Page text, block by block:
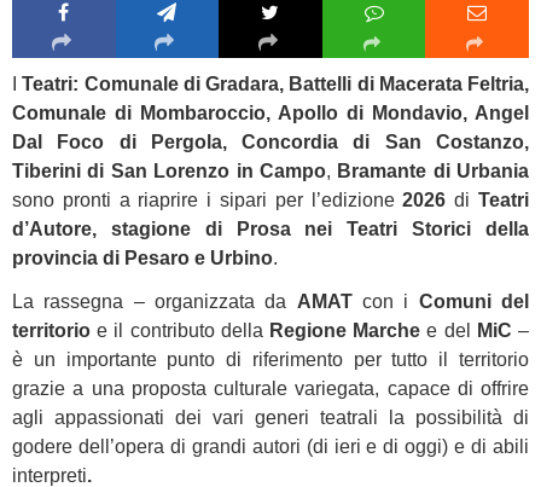
Teatri: Comunale di Gradara, Battelli di Macerata Feltria,
Comunale di Mombaroccio, Apollo di Mondavio, Angel
Dal Foco di Pergola, Concordia di San Costanzo,
Tiberini di San Lorenzo in Campo, Bramante di Urbania
sono pronti a riaprire i sipari per l’edizione2026diTeatri
d’Autore, stagione di Prosa nei Teatri Storici della
provincia di Pesaro e Urbino.
La rassegna – organizzata da AMATcon i Comuni del
territorio e il contributo della Regione Marche e del MiC–
è un importante punto di riferimento per tutto il territorio
grazie a una proposta culturale variegata, capace di offrire
agli appassionati dei vari generi teatrali la possibilità di
godere dell’opera di grandi autori (di ieri e di oggi) e di abili
interpreti.